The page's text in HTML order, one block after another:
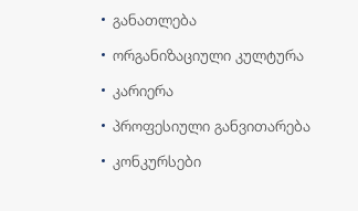
განათლება
ორგანიზაციული კულტურა
კარიერა
პროფესიული განვითარება
კონკურსები